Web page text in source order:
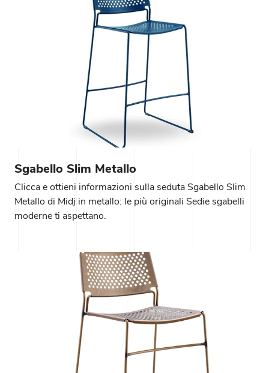
Sgabello Slim Metallo
Clicca e ottieni informazioni sulla seduta Sgabello Slim
Metallo di Midj in metallo: le più originali Sedie sgabelli
moderne ti aspettano.